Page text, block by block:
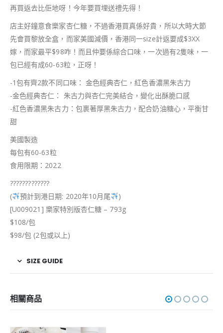
再買返去比佢地呀！今年要買埋送禮先得！
店主好鐘意食樂家杏仁糖，不過香港買真係好貴，所以大時大節
先會買黎放全盒，而家美國減價，香港同一size計返要成$3XX
嫁，而家最平$98咋！而且仲要係綜合口味，一次過有2隻味，一
包已經有成60-63粒，正呀！
-1包有齊2款不同口味： 金色經典杏仁，紅色香濃黑朱古力
-金色經典杏仁： 朱古力與杏仁完美結合，變化出酥脆口感
-紅色香濃黑朱古力：包裹著厚黑朱古力，配合奶油糖心，平衡甘
甜
美國製造
每包有60-63粒
食用限期：2022
?????????????
(
預計到港日期: 2020年10月尾
)
[U009021] 樂家特別版杏仁糖 – 793g
$108/包
$98/包 (2包或以上)
SIZE GUIDE
相關商品